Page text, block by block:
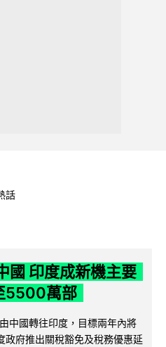
話
國 印度成新機主要
5500萬部
中國轉往印度，目標兩年內將
政府推出關稅豁免及稅務優惠延